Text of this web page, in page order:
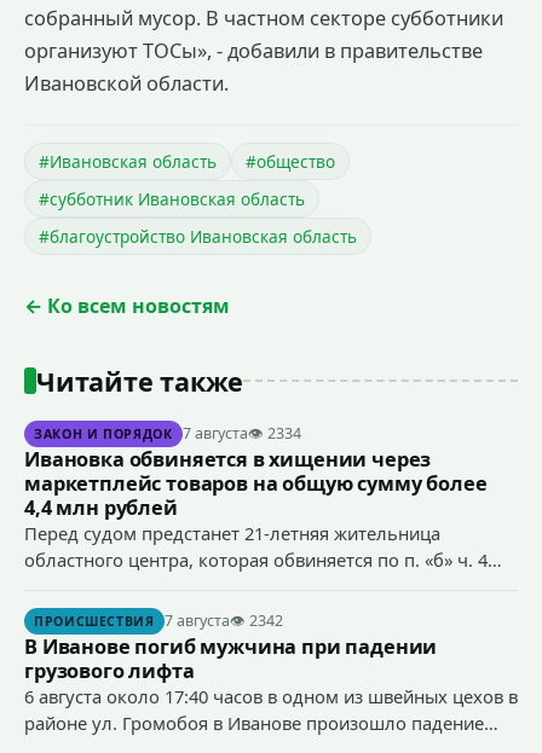
собранный мусор. В частном секторе субботники
организуют ТОСы», - добавили в правительстве
Ивановской области.
#Ивановская область
#общество
#субботник Ивановская область
#благоустройство Ивановская область
← Ко всем новостям
Читайте также
ЗАКОН И ПОРЯДОК 7 августа👁 2334
Ивановка обвиняется в хищении через
маркетплейс товаров на общую сумму более
4,4 млн рублей
Перед судом предстанет 21-летняя жительница
областного центра, которая обвиняется по п. «б» ч. 4
сумму более 4,4 млн рублей через маркетплейс.
ПРОИСШЕСТВИЯ 7 августа👁 2342
В Иванове погиб мужчина при падении
грузового лифта
6 августа около 17:40 часов в одном из швейных цехов в
районе ул. Громобоя в Иванове произошло падение